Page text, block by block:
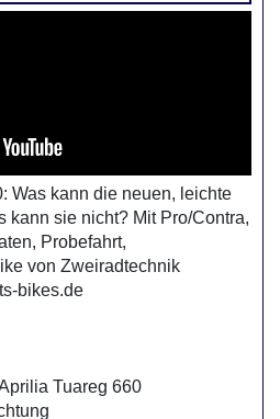
Was kann die neuen, leichte
kann sie nicht? Mit Pro/Contra,
Probefahrt,
von Zweiradtechnik
bikes.de
Tuareg 660